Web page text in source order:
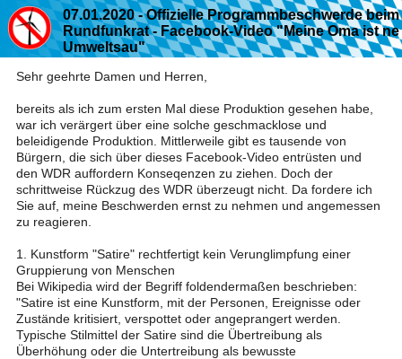
07.01.2020 - Offizielle Programmbeschwerde beim
Rundfunkrat - Facebook-Video "Meine Oma ist ne
Umweltsau"
Sehr geehrte Damen und Herren,
bereits als ich zum ersten Mal diese Produktion gesehen habe,
war ich verärgert über eine solche geschmacklose und
beleidigende Produktion. Mittlerweile gibt es tausende von
Bürgern, die sich über dieses Facebook-Video entrüsten und
den WDR auffordern Konseqenzen zu ziehen. Doch der
schrittweise Rückzug des WDR überzeugt nicht. Da fordere ich
Sie auf, meine Beschwerden ernst zu nehmen und angemessen
zu reagieren.
1. Kunstform "Satire" rechtfertigt kein Verunglimpfung einer
Gruppierung von Menschen
Bei Wikipedia wird der Begriff foldendermaßen beschrieben:
"Satire ist eine Kunstform, mit der Personen, Ereignisse oder
Zustände kritisiert, verspottet oder angeprangert werden.
Typische Stilmittel der Satire sind die Übertreibung als
Überhöhung oder die Untertreibung als bewusste